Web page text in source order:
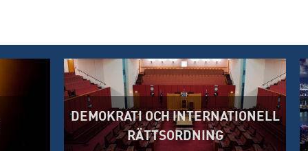
DEMOKRATI OCH INTERNATIONELL
RÄTTSORDNING